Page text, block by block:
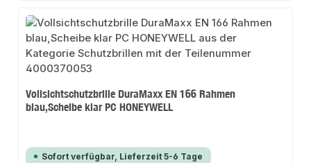
Vollsichtschutzbrille DuraMaxx EN 166 Rahmen
blau,Scheibe klar PC HONEYWELL
Sofort verfügbar, Lieferzeit 5-6 Tage